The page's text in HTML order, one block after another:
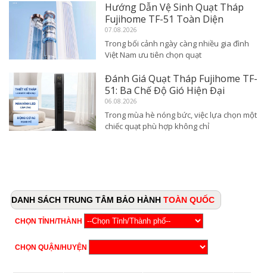
Hướng Dẫn Vệ Sinh Quạt Tháp
Fujihome TF-51 Toàn Diện
07.08.2026
Trong bối cảnh ngày càng nhiều gia đình
Việt Nam ưu tiên chọn quạt
Đánh Giá Quạt Tháp Fujihome TF-
51: Ba Chế Độ Gió Hiện Đại
06.08.2026
Trong mùa hè nóng bức, việc lựa chọn một
chiếc quạt phù hợp không chỉ